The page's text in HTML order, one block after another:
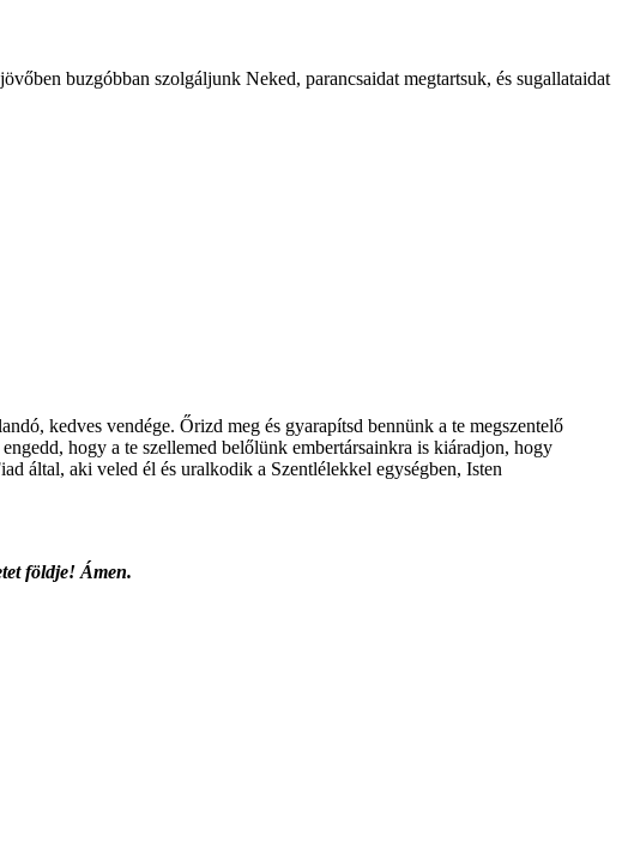
buzgóbban szolgáljunk Neked, parancsaidat megtartsuk, és sugallataidat
kedves vendége. Őrizd meg és gyarapítsd bennünk a te megszentelő
hogy a te szellemed belőlünk embertársainkra is kiáradjon, hogy
által, aki veled él és uralkodik a Szentlélekkel egységben, Isten
földje! Ámen.